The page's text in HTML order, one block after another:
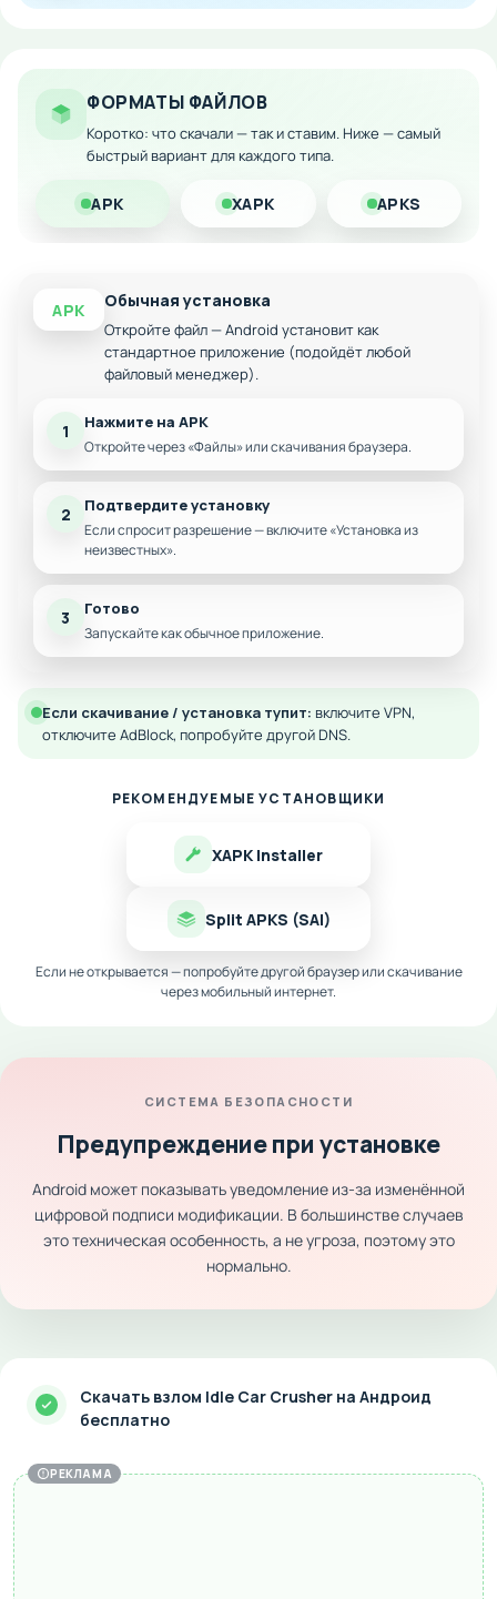
Ускоренное накопление ресурсов без
переработанной машины
Скачайте модифицированную версию на Андроид и
наслаждайтесь неограниченными возможностями
развития вашего промышленного комплекса!
ФОРМАТЫ ФАЙЛОВ
Коротко: что скачали — так и ставим. Ниже — самый
быстрый вариант для каждого типа.
APK XAPK APKS
APK Обычная установка
Откройте файл — Android установит как
стандартное приложение (подойдёт любой
файловый менеджер).
1 Нажмите на APK
Откройте через «Файлы» или скачивания браузера.
2 Подтвердите установку
Если спросит разрешение — включите «Установка из
неизвестных».
3 Готово
Запускайте как обычное приложение.
Если скачивание / установка тупит: включите VPN,
отключите AdBlock, попробуйте другой DNS.
РЕКОМЕНДУЕМЫЕ УСТАНОВЩИКИ
XAPK Installer
Split APKS (SAI)
Если не открывается — попробуйте другой браузер или скачивание
через мобильный интернет.
СИСТЕМА БЕЗОПАСНОСТИ
Предупреждение при установке
Android может показывать уведомление из-за изменённой
цифровой подписи модификации. В большинстве случаев
это техническая особенность, а не угроза, поэтому это
нормально.
Скачать взлом Idle Car Crusher на Андроид
бесплатно
РЕКЛАМА